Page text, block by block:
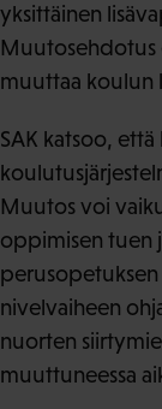
yksittäinen
Muutosehdotus
muuttaa koulun
SAK katsoo,
Muutos voi
oppimisen tuen
nivelvaiheen
nuorten
muuttuneessa